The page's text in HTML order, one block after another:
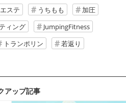
エステ うちもも
加圧
ィング
JumpingFitness
トランポリン
若返り
アップ記事